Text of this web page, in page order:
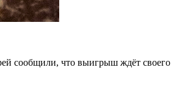
сообщили, что выигрыш ждёт своего